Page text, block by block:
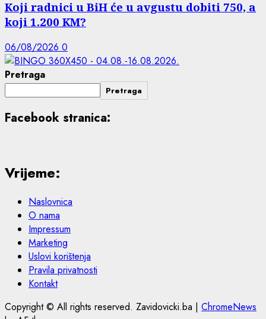
Koji radnici u BiH će u avgustu dobiti 750, a
koji 1.200 KM?
06/08/2026 0
Pretraga
Pretraga
Facebook stranica:
Vrijeme:
Naslovnica
O nama
Impressum
Marketing
Uslovi korištenja
Pravila privatnosti
Kontakt
Copyright © All rights reserved. Zavidovicki.ba | ChromeNews